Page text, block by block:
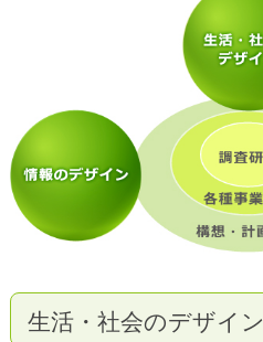
生活・社会のデザイン